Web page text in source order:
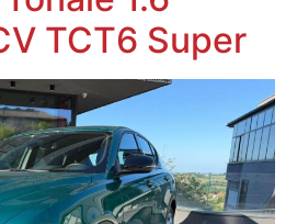
TCT6 Super